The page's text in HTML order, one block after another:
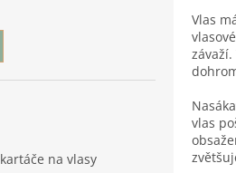
na vlasy
Vlas
vlas